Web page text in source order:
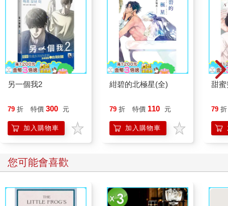
另一個我2
79 折 特價 300 元
加入購物車
紺碧的北極星(全)
79 折 特價 110 元
加入購物車
甜
79 折
您可能會喜歡